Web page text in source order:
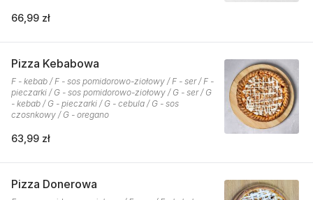
66,99 zł
Pizza Kebabowa
F - kebab / F - sos pomidorowo-ziołowy / F - ser / F -
pieczarki / G - sos pomidorowo-ziołowy / G - ser / G
- kebab / G - pieczarki / G - cebula / G - sos
czosnkowy / G - oregano
63,99 zł
Pizza Donerowa